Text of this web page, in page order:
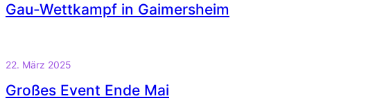
Gau-Wettkampf in Gaimersheim
22. März 2025
Großes Event Ende Mai